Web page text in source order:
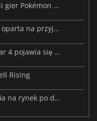
Beast of Reincarnation: twórcy serii gier Pokémon wkraczają na nową ścieżkę
Big Walk już w sprzedaży – podróż oparta na przyjaźni
W Warhammer 40,000: Dawn of War 4 pojawia się frakcja Nekronów
Rising
Forsaken Realms: Vahrin’s Call trafia na rynek po dziesięciu latach prac